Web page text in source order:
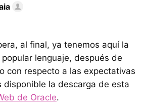
al final, ya tenemos aquí la
lenguaje, después de
con respecto a las expectativas
disponible la descarga de esta
de Oracle.